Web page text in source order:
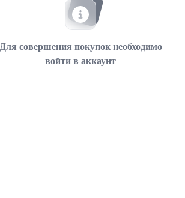
Для совершения покупок необходимо
войти в аккаунт